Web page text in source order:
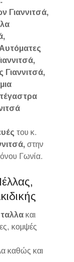
Γιαννιτσά,
Γιαννιτσά,
του κ.
στην
Γωνία.
και
κομψές
καθώς και